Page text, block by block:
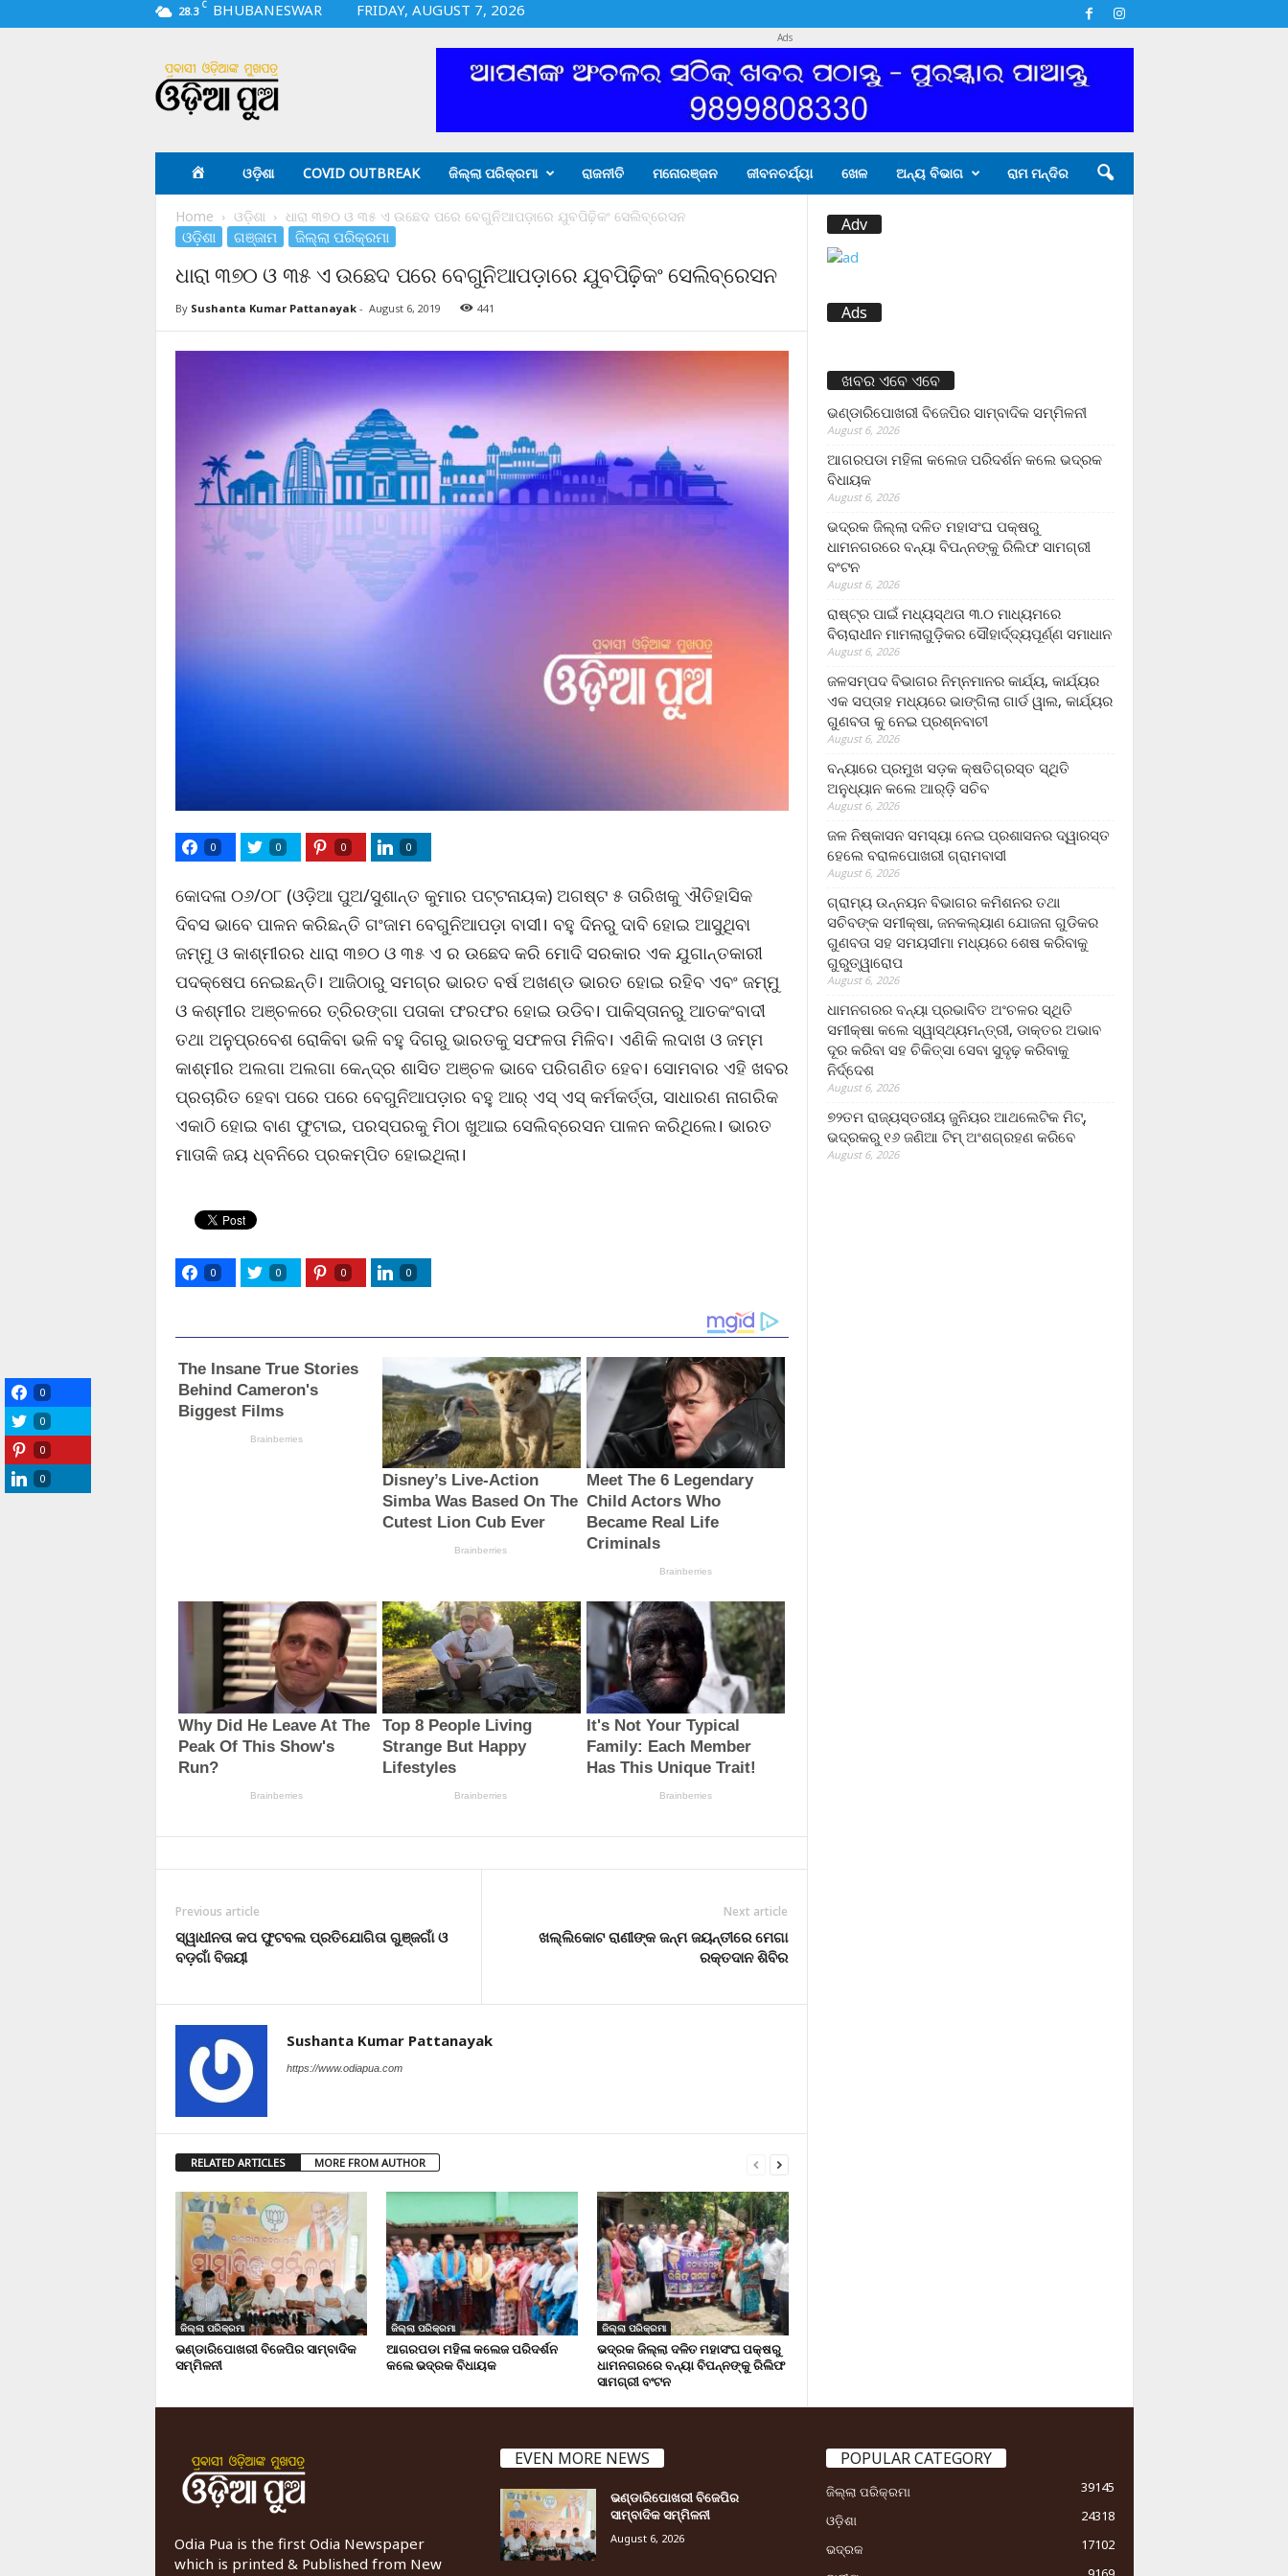
28.3 C BHUBANESWAR
FRIDAY, AUGUST 7, 2026
i
a
Ads
ଓଡ଼ିଶା COVID OUTBREAK ଜିଲ୍ଲା ପରିକ୍ରମା ରାଜନୀତି ମନୋରଞ୍ଜନ ଜୀବନଚର୍ଯ୍ୟା ଖେଳ ଅନ୍ୟ ବିଭାଗ ରାମ ମନ୍ଦିର
Home ଓଡ଼ିଶା ଧାରା ୩୭୦ ଓ ୩୫ ଏ ଉଛେଦ ପରେ ବେଗୁନିଆପଡ଼ାରେ ଯୁବପିଢ଼ିକଂ ସେଲିବ୍ରେସନ
ଓଡ଼ିଶା ଗଞ୍ଜାମ ଜିଲ୍ଲା ପରିକ୍ରମା
ଧାରା ୩୭୦ ଓ ୩୫ ଏ ଉଛେଦ ପରେ ବେଗୁନିଆପଡ଼ାରେ ଯୁବପିଢ଼ିକଂ ସେଲିବ୍ରେସନ
By Sushanta Kumar Pattanayak- August 6, 2019 441
0 0 0 0
କୋଦଳା ୦୬/୦୮ (ଓଡ଼ିଆ ପୁଅ/ସୁଶାନ୍ତ କୁମାର ପଟ୍ଟନାୟକ) ଅଗଷ୍ଟ ୫ ତାରିଖକୁ ଐତିହାସିକ
ଦିବସ ଭାବେ ପାଳନ କରିଛନ୍ତି ଗଂଜାମ ବେଗୁନିଆପଡ଼ା ବାସୀ। ବହୁ ଦିନରୁ ଦାବି ହୋଇ ଆସୁଥିବା
ଜମ୍ମୁ ଓ କାଶ୍ମୀରର ଧାରା ୩୭୦ ଓ ୩୫ ଏ ର ଉଛେଦ କରି ମୋଦି ସରକାର ଏକ ଯୁଗାନ୍ତକାରୀ
ପଦକ୍ଷେପ ନେଇଛନ୍ତି। ଆଜିଠାରୁ ସମଗ୍ର ଭାରତ ବର୍ଷ ଅଖଣ୍ଡ ଭାରତ ହୋଇ ରହିବ ଏବଂ ଜମ୍ମୁ
ଓ କଶ୍ମୀର ଅଞ୍ଚଳରେ ତ୍ରିରଙ୍ଗା ପତାକା ଫରଫର ହୋଇ ଉଡିବ। ପାକିସ୍ତାନରୁ ଆତକଂବାଦୀ
ତଥା ଅନୁପ୍ରବେଶ ରୋକିବା ଭଳି ବହୁ ଦିଗରୁ ଭାରତକୁ ସଫଳତା ମିଳିବ। ଏଣିକି ଲଦାଖ ଓ ଜମ୍ମ
କାଶ୍ମୀର ଅଲଗା ଅଲଗା କେନ୍ଦ୍ର ଶାସିତ ଅଞ୍ଚଳ ଭାବେ ପରିଗଣିତ ହେବ। ସୋମବାର ଏହି ଖବର
ପ୍ରଚାରିତ ହେବା ପରେ ପରେ ବେଗୁନିଆପଡ଼ାର ବହୁ ଆର୍ ଏସ୍ ଏସ୍ କର୍ମକର୍ତ୍ତା, ସାଧାରଣ ନାଗରିକ
ଏକାଠି ହୋଇ ବାଣ ଫୁଟାଇ, ପରସ୍ପରକୁ ମିଠା ଖୁଆଇ ସେଲିବ୍ରେସନ ପାଳନ କରିଥିଲେ। ଭାରତ
ମାତାକି ଜୟ ଧ୍ବନିରେ ପ୍ରକମ୍ପିତ ହୋଇଥିଲା।
0 0 0 0
Previous article
ସ୍ୱାଧୀନତା କପ ଫୁଟବଲ ପ୍ରତିଯୋଗିତା ଗୁଞ୍ଜଗାଁ ଓ
ବଡ଼ଗାଁ ବିଜୟୀ
Next article
ଖଲ୍ଲିକୋଟ ରାଣୀଙ୍କ ଜନ୍ମ ଜୟନ୍ତୀରେ ମେଗା
ରକ୍ତଦାନ ଶିବିର
Sushanta Kumar Pattanayak
https://www.odiapua.com
RELATED ARTICLES MORE FROM AUTHOR
ଜିଲ୍ଲା ପରିକ୍ରମା
ଭଣ୍ଡାରିପୋଖରୀ ବିଜେପିର ସାମ୍ବାଦିକ
ସମ୍ମିଳନୀ
ଜିଲ୍ଲା ପରିକ୍ରମା
ଆଗରପଡା ମହିଳା କଲେଜ ପରିଦର୍ଶନ
କଲେ ଭଦ୍ରକ ବିଧାୟକ
ଜିଲ୍ଲା ପରିକ୍ରମା
ଭଦ୍ରକ ଜିଲ୍ଲା ଦଳିତ ମହାସଂଘ ପକ୍ଷରୁ
ଧାମନଗରରେ ବନ୍ୟା ବିପନ୍ନଙ୍କୁ ରିଲିଫ
ସାମଗ୍ରୀ ବଂଟନ
Adv
Ads
ଖବର ଏବେ ଏବେ
ଭଣ୍ଡାରିପୋଖରୀ ବିଜେପିର ସାମ୍ବାଦିକ ସମ୍ମିଳନୀ
August 6, 2026
ଆଗରପଡା ମହିଳା କଲେଜ ପରିଦର୍ଶନ କଲେ ଭଦ୍ରକ
ବିଧାୟକ
August 6, 2026
ଭଦ୍ରକ ଜିଲ୍ଲା ଦଳିତ ମହାସଂଘ ପକ୍ଷରୁ
ଧାମନଗରରେ ବନ୍ୟା ବିପନ୍ନଙ୍କୁ ରିଲିଫ ସାମଗ୍ରୀ
ବଂଟନ
August 6, 2026
ରାଷ୍ଟ୍ର ପାଇଁ ମଧ୍ୟସ୍ଥତା ୩.୦ ମାଧ୍ୟମରେ
ବିଚାରାଧୀନ ମାମଲାଗୁଡ଼ିକର ସୌହାର୍ଦ୍ଦ୍ୟପୂର୍ଣ୍ଣ ସମାଧାନ
August 6, 2026
ଜଳସମ୍ପଦ ବିଭାଗର ନିମ୍ନମାନର କାର୍ଯ୍ୟ, କାର୍ଯ୍ୟର
ଏକ ସପ୍ତାହ ମଧ୍ୟରେ ଭାଙ୍ଗିଲା ଗାର୍ଡ ୱାଲ, କାର୍ଯ୍ୟର
ଗୁଣବତା କୁ ନେଇ ପ୍ରଶ୍ନବାଚୀ
August 6, 2026
ବନ୍ୟାରେ ପ୍ରମୁଖ ସଡ଼କ କ୍ଷତିଗ୍ରସ୍ତ ସ୍ଥିତି
ଅନୁଧ୍ୟାନ କଲେ ଆର୍‌ଡ଼ି ସଚିବ
August 6, 2026
ଜଳ ନିଷ୍କାସନ ସମସ୍ୟା ନେଇ ପ୍ରଶାସନର ଦ୍ୱାରସ୍ତ
ହେଲେ ବରାଳପୋଖରୀ ଗ୍ରାମବାସୀ
August 6, 2026
ଗ୍ରାମ୍ୟ ଉନ୍ନୟନ ବିଭାଗର କମିଶନର ତଥା
ସଚିବଙ୍କ ସମୀକ୍ଷା, ଜନକଲ୍ୟାଣ ଯୋଜନା ଗୁଡିକର
ଗୁଣବତା ସହ ସମୟସୀମା ମଧ୍ୟରେ ଶେଷ କରିବାକୁ
ଗୁରୁତ୍ୱାରୋପ
August 6, 2026
ଧାମନଗରର ବନ୍ୟା ପ୍ରଭାବିତ ଅଂଚଳର ସ୍ଥିତି
ସମୀକ୍ଷା କଲେ ସ୍ୱାସ୍ଥ୍ୟମନ୍ତ୍ରୀ, ଡାକ୍ତର ଅଭାବ
ଦୂର କରିବା ସହ ଚିକିତ୍ସା ସେବା ସୁଦୃଢ଼ କରିବାକୁ
ନିର୍ଦ୍ଦେଶ
August 6, 2026
୭୨ତମ ରାଜ୍ୟସ୍ତରୀୟ ଜୁନିୟର ଆଥଲେଟିକ ମିଟ୍‌,
ଭଦ୍ରକରୁ ୧୬ ଜଣିଆ ଟିମ୍ ଅଂଶଗ୍ରହଣ କରିବେ
August 6, 2026
Odia Pua is the first Odia Newspaper
which is printed & Published from New
EVEN MORE NEWS
ଭଣ୍ଡାରିପୋଖରୀ ବିଜେପିର
ସାମ୍ବାଦିକ ସମ୍ମିଳନୀ
August 6, 2026
POPULAR CATEGORY
ଜିଲ୍ଲା ପରିକ୍ରମା
39145
ଓଡ଼ିଶା
24318
ଭଦ୍ରକ
17102
0
0
0
0